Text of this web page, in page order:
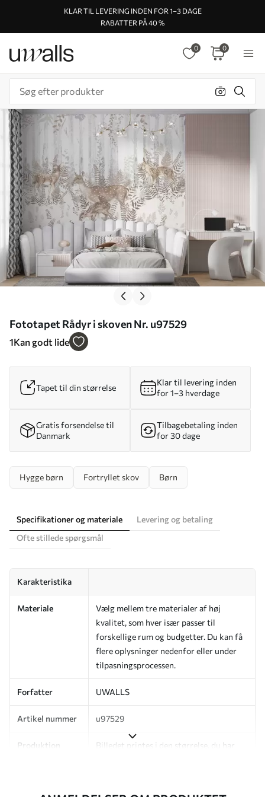
KLAR TIL LEVERING INDEN FOR 1–3 DAGE
RABATTER PÅ 40 %
0 0
Fototapet Rådyr i skoven Nr. u97529
1Kan godt lide
Tapet til din størrelse
Klar til levering inden
for 1–3 hverdage
Gratis forsendelse til
Danmark
Tilbagebetaling inden
for 30 dage
Hygge børn Fortryllet skov Børn
Specifikationer og materiale
Levering og betaling
Ofte stillede spørgsmål
Karakteristika
Materiale
Vælg mellem tre materialer af høj
kvalitet, som hver især passer til
forskellige rum og budgetter. Du kan få
flere oplysninger nedenfor eller under
tilpasningsprocessen.
Forfatter UWALLS
Artikel nummer u97529
Produktion
Billedet printes i den størrelse, du har